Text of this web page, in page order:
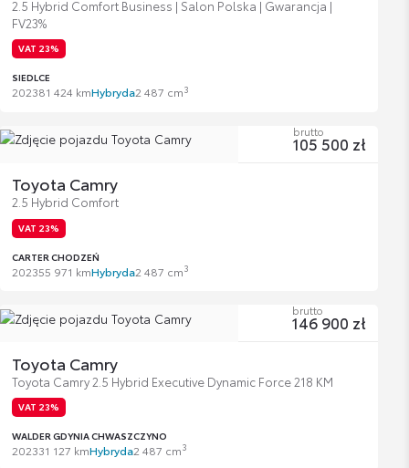
2.5 Hybrid Comfort Business | Salon Polska | Gwarancja |
FV23%
VAT 23%
SIEDLCE
202381 424 kmHybryda2 487 cm3
Toyota Camry
2.5 Hybrid Comfort
VAT 23%
CARTER CHODZEŃ
202355 971 kmHybryda2 487 cm3
brutto
105 500 zł
Toyota Camry
Toyota Camry 2.5 Hybrid Executive Dynamic Force 218 KM
VAT 23%
WALDER GDYNIA CHWASZCZYNO
202331 127 kmHybryda2 487 cm3
brutto
146 900 zł